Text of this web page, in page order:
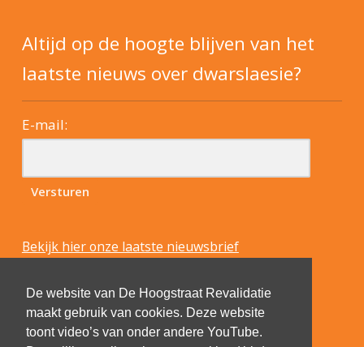
De website van De Hoogstraat Revalidatie
maakt gebruik van cookies. Deze website
toont video’s van onder andere YouTube.
Altijd op de hoogte blijven van het
laatste nieuws over dwarslaesie?
E-mail:
Bekijk hier onze laatste nieuwsbrief